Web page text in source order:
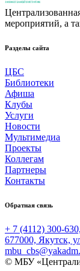
мероприятий, а
Разделы сайта
ЦБС
Библиотеки
Афиша
Клубы
Услуги
Новости
Мультимедиа
Проекты
Коллегам
Партнеры
Контакты
Обратная связь
+ 7 (4112) 300-
677000, Якутск,
© МБУ